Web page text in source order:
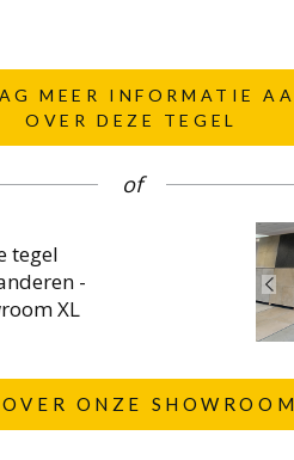
MEER INFORMATIE
OVER DEZE TEGEL
of
tegel
-
XL
ONZE